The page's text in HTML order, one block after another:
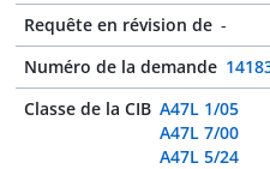
Requête en révision de -
Numéro de la demande
Classe de la CIB A47L 1/05
A47L 7/00
A47L 5/24